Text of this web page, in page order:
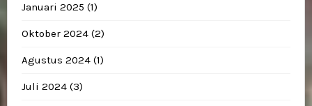
Januari 2025 (1)
Oktober 2024 (2)
Agustus 2024 (1)
Juli 2024 (3)